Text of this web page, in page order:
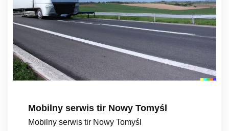
Mobilny serwis tir Nowy Tomyśl
Mobilny serwis tir Nowy Tomyśl